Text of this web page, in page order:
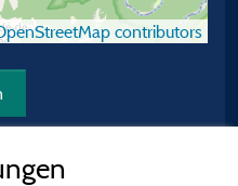
contributors